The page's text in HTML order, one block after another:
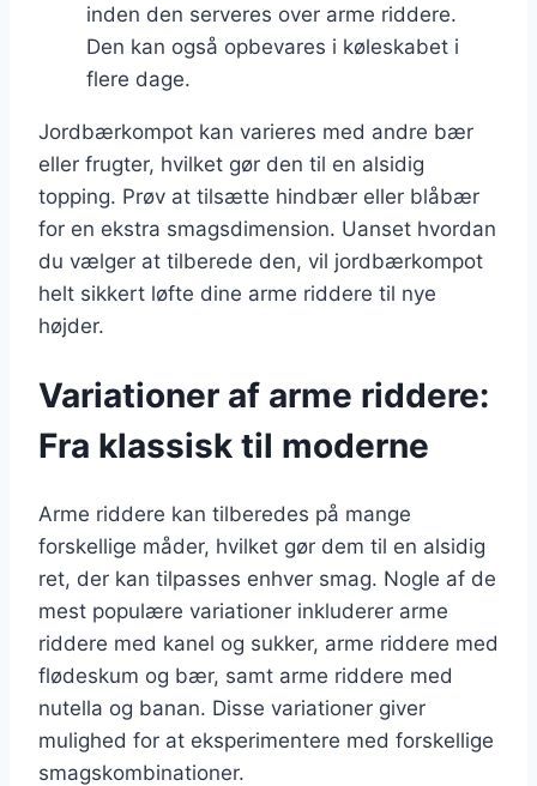
inden den serveres over arme riddere.
Den kan også opbevares i køleskabet i
flere dage.
Jordbærkompot kan varieres med andre bær
eller frugter, hvilket gør den til en alsidig
topping. Prøv at tilsætte hindbær eller blåbær
for en ekstra smagsdimension. Uanset hvordan
du vælger at tilberede den, vil jordbærkompot
helt sikkert løfte dine arme riddere til nye
højder.
Variationer af arme riddere:
Fra klassisk til moderne
Arme riddere kan tilberedes på mange
forskellige måder, hvilket gør dem til en alsidig
ret, der kan tilpasses enhver smag. Nogle af de
mest populære variationer inkluderer arme
riddere med kanel og sukker, arme riddere med
flødeskum og bær, samt arme riddere med
nutella og banan. Disse variationer giver
mulighed for at eksperimentere med forskellige
smagskombinationer.